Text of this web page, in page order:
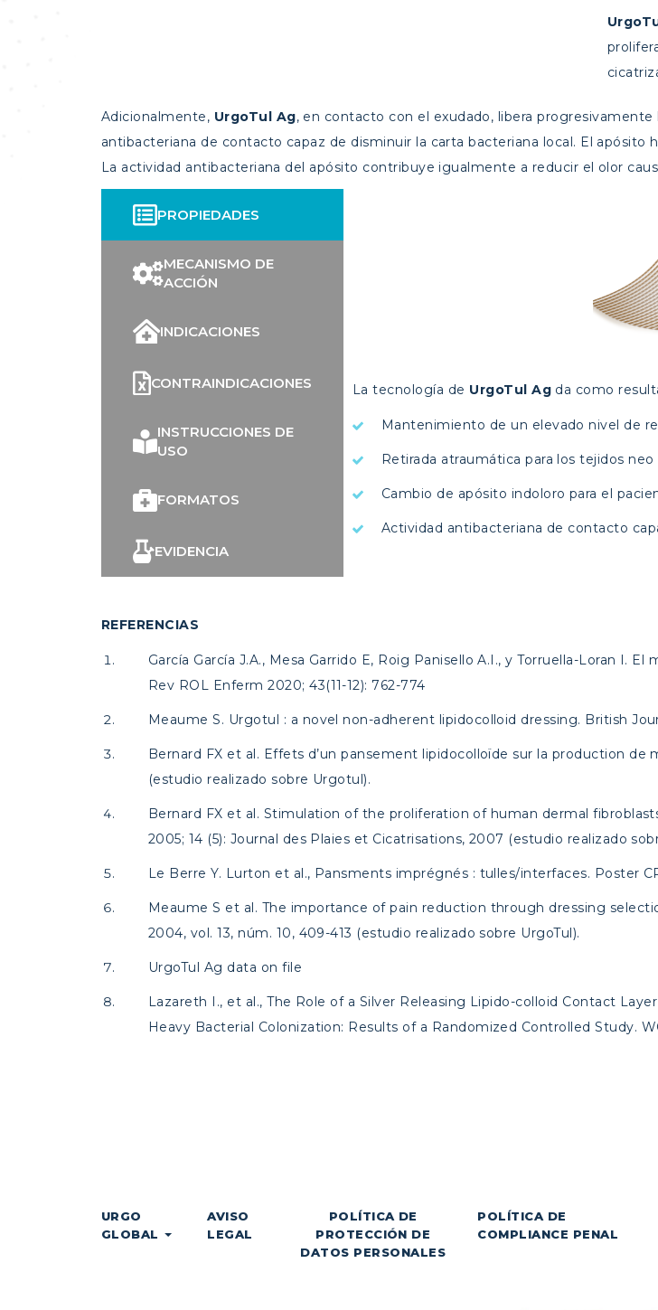
Adicionalmente, UrgoTul Ag, en contacto con el exudado, libera
antibacteriana de contacto capaz de disminuir la carta bacteriana local. El
La actividad antibacteriana del apósito contribuye igualmente a reducir el olor
PROPIEDADES
MECANISMO DE
ACCIÓN
INDICACIONES
CONTRAINDICACIONES
INSTRUCCIONES DE
USO
FORMATOS
EVIDENCIA
La tecnología de UrgoTul Ag da como
Mantenimiento de un elevado nivel de
Retirada atraumática para los tejidos
Cambio de apósito indoloro para el
Actividad antibacteriana de contacto
REFERENCIAS
García García J.A., Mesa Garrido E, Roig Panisello A.I., y Torruella-Loran I.
Rev ROL Enferm 2020; 43(11-12): 762-774
Meaume S. Urgotul : a novel non-adherent lipidocolloid dressing. British
Bernard FX et al. Effets d’un pansement lipidocolloïde sur la production
(estudio realizado sobre Urgotul).
Bernard FX et al. Stimulation of the proliferation of human dermal
2005; 14 (5): Journal des Plaies et Cicatrisations, 2007 (estudio realizado
Le Berre Y. Lurton et al., Pansments imprégnés : tulles/interfaces. Poster
Meaume S et al. The importance of pain reduction through dressing
2004, vol. 13, núm. 10, 409-413 (estudio realizado sobre UrgoTul).
UrgoTul Ag data on file
Lazareth I., et al., The Role of a Silver Releasing Lipido-colloid Contact
Heavy Bacterial Colonization: Results of a Randomized Controlled Study.
URGO
GLOBAL
AVISO
LEGAL
POLÍTICA DE
PROTECCIÓN DE
DATOS PERSONALES
POLÍTICA DE
COMPLIANCE PENAL